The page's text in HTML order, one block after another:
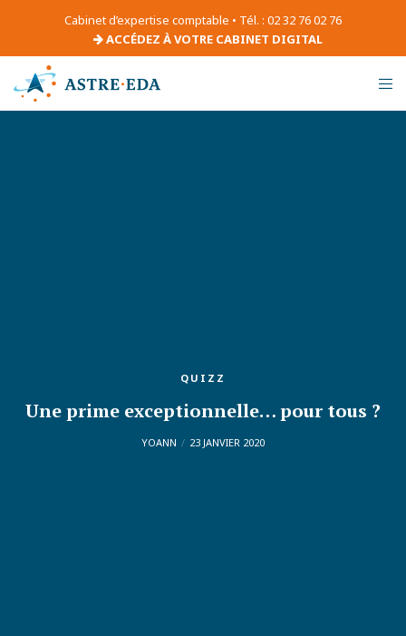
Cabinet d’expertise comptable • Tél. : 02 32 76 02 76
ACCÉDEZ À VOTRE CABINET DIGITAL
QUIZZ
Une prime exceptionnelle… pour tous ?
YOANN 23 JANVIER 2020